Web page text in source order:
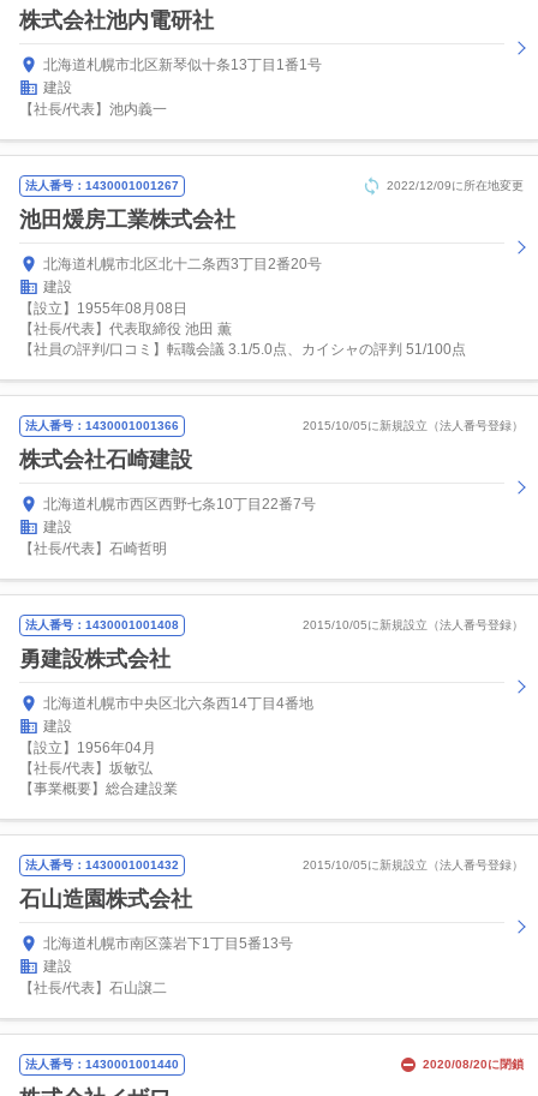
株式会社池内電研社
北海道札幌市北区新琴似十条13丁目1番1号
建設
【社長/代表】池内義一
法人番号：1430001001267 2022/12/09に所在地変更
池田煖房工業株式会社
北海道札幌市北区北十二条西3丁目2番20号
建設
【設立】1955年08月08日
【社長/代表】代表取締役 池田 薫
【社員の評判/口コミ】転職会議 3.1/5.0点、カイシャの評判 51/100点
法人番号：1430001001366 2015/10/05に新規設立（法人番号登録）
株式会社石崎建設
北海道札幌市西区西野七条10丁目22番7号
建設
【社長/代表】石崎哲明
法人番号：1430001001408 2015/10/05に新規設立（法人番号登録）
勇建設株式会社
北海道札幌市中央区北六条西14丁目4番地
建設
【設立】1956年04月
【社長/代表】坂敏弘
【事業概要】総合建設業
法人番号：1430001001432 2015/10/05に新規設立（法人番号登録）
石山造園株式会社
北海道札幌市南区藻岩下1丁目5番13号
建設
【社長/代表】石山譲二
法人番号：1430001001440 2020/08/20に閉鎖